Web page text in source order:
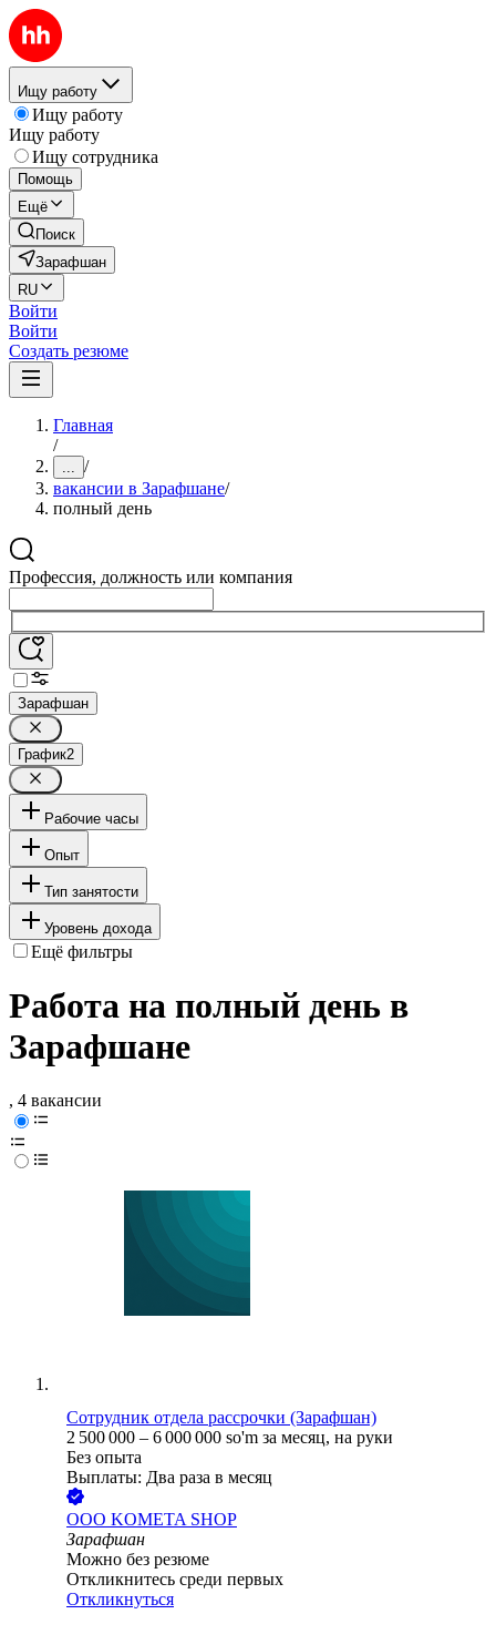
Ищу работу
Ищу работу
Ищу работу
Ищу сотрудника
Помощь
Ещё
Поиск
Зарафшан
RU
Войти
Войти
Создать резюме
Главная
/
... /
вакансии в Зарафшане/
полный день
Профессия, должность или компания
Зарафшан
График2
Рабочие часы
Опыт
Тип занятости
Уровень дохода
Ещё фильтры
Работа на полный день в
Зарафшане
, 4 вакансии
Сотрудник отдела рассрочки (Зарафшан)
2 500 000 – 6 000 000 so'm за месяц, на руки
Без опыта
Выплаты: Два раза в месяц
ООО KOMETA SHOP
Зарафшан
Можно без резюме
Откликнитесь среди первых
Откликнуться